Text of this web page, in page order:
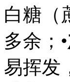
白糖（
多余；•
易挥发